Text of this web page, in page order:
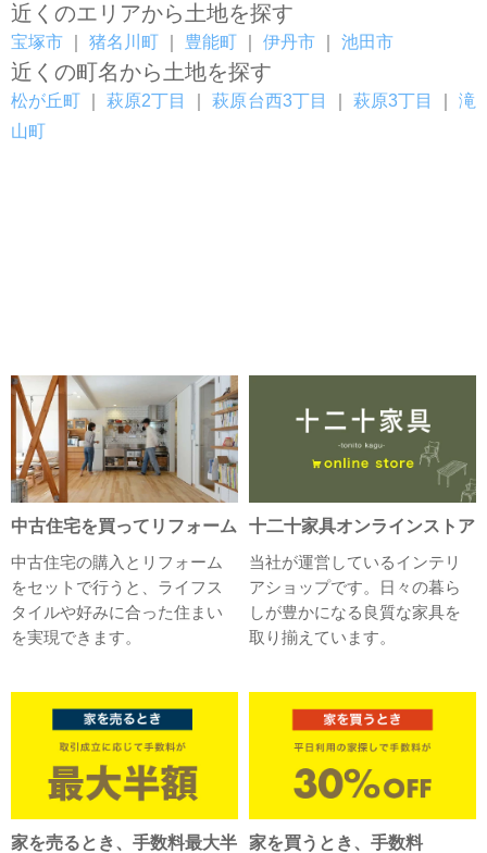
近くのエリアから土地を探す
宝塚市 猪名川町 豊能町 伊丹市 池田市
近くの町名から土地を探す
松が丘町 ｜萩原2丁目 ｜萩原台西3丁目 萩原3丁目 ｜滝
山町
中古住宅を買ってリフォーム
中古住宅の購入とリフォーム
をセットで行うと、ライフス
タイルや好みに合った住まい
を実現できます。
十二十家具オンラインストア
当社が運営しているインテリ
アショップです。日々の暮ら
しが豊かになる良質な家具を
取り揃えています。
家を売るとき、手数料最大半
家を買うとき、手数料